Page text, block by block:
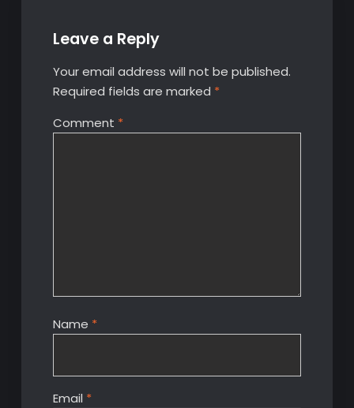
Leave a Reply
Your email address will not be published.
Required fields are marked *
Comment *
Name *
Email *